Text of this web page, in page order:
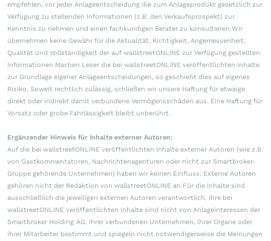
empfehlen, vor jeder Anlageentscheidung die zum Anlageprodukt gesetzlich zur
Verfügung zu stellenden Informationen (z.B. den Verkaufsprospekt) zur
Kenntnis zu nehmen und einen fachkundigen Berater zu konsultieren.Wir
übernehmen keine Gewähr für die Aktualität, Richtigkeit, Angemessenheit,
Qualität und Vollständigkeit der auf wallstreetONLINE zur Verfügung gestellten
Informationen.Machen Leser die bei wallstreetONLINE veröffentlichten Inhalte
zur Grundlage eigener Anlageentscheidungen, so geschieht dies auf eigenes
Risiko. Soweit rechtlich zulässig, schließen wir unsere Haftung für etwaige
direkt oder indirekt damit verbundene Vermögensschäden aus. Eine Haftung für
Vorsatz oder grobe Fahrlässigkeit bleibt unberührt.
Ergänzender Hinweis für Inhalte externer Autoren:
Auf die bei wallstreetONLINE veröffentlichten Inhalte externer Autoren (wie z.B.
von Gastkommentatoren, Nachrichtenagenturen oder nicht zur Smartbroker-
Gruppe gehörende Unternehmen) haben wir keinen Einfluss. Externe Autoren
gehören nicht der Redaktion von wallstreetONLINE an.Für die Inhalte sind
ausschließlich die jeweiligen externen Autoren verantwortlich. Ihre bei
wallstreetONLINE veröffentlichten Inhalte sind nicht von Anlageinteressen der
Smartbroker Holding AG, ihrer verbundenen Unternehmen, ihrer Organe oder
ihrer Mitarbeiter bestimmt und spiegeln nicht notwendigerweise die Meinungen